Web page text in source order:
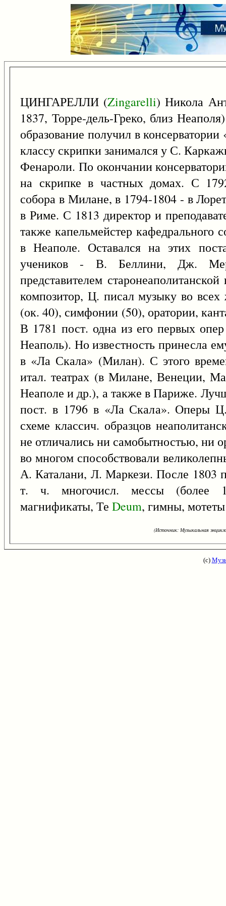
ЦИНГАРЕЛЛИ (Zingarelli) Никола
1837, Торре-дель-Греко, близ
образование получил в
классу скрипки занимался у С.
Фенароли. По окончании
на скрипке в частных домах. С
собора в Милане, в 1794-1804 - в
в Риме. С 1813 директор и
также капельмейстер
в Неаполе. Оставался на этих
учеников - В. Беллини, Дж.
представителем
композитор, Ц. писал музыку во
(ок. 40), симфонии (50), оратории,
В 1781 пост. одна из его первых
Неаполь). Но известность принесла
в «Ла Скала» (Милан). С этого
итал. театрах (в Милане, Венеции,
Неаполе и др.), а также в Париже.
пост. в 1796 в «Ла Скала». Оперы
схеме классич. образцов
не отличались ни самобытностью, ни
во многом способствовали
А. Каталани, Л. Маркези. После 1803
т. ч. многочисл. мессы (более
магнификаты, Те Deum, гимны,
(Источник: Музыкальная
(с)